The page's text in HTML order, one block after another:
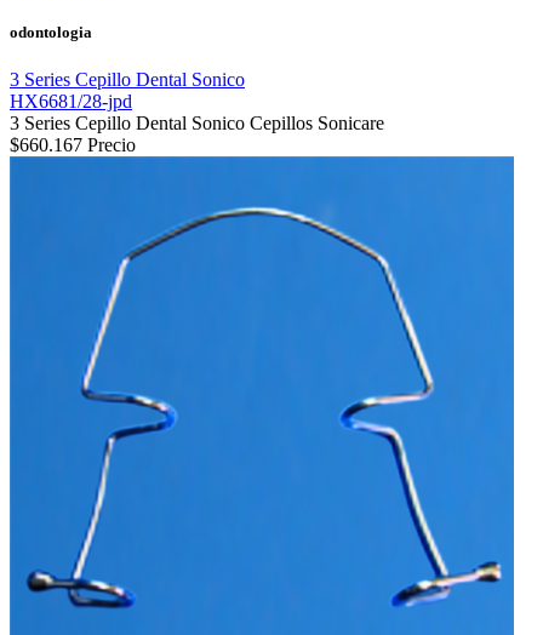
odontologia
3 Series Cepillo Dental Sonico
HX6681/28-jpd
3 Series Cepillo Dental Sonico Cepillos Sonicare
$660.167 Precio